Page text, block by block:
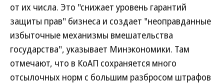
от их числа. Это "снижает уровень гарантий
защиты прав" бизнеса и создает "неоправданные
избыточные механизмы вмешательства
государства", указывает Минэкономики. Там
отмечают, что в КоАП сохраняется много
отсылочных норм с большим разбросом штрафов